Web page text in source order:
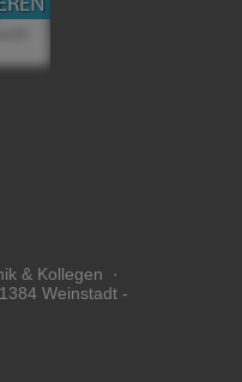
& Kollegen ·
Weinstadt -